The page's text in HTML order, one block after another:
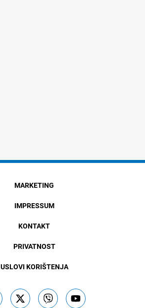
MARKETING
IMPRESSUM
KONTAKT
PRIVATNOST
USLOVI KORIŠTENJA